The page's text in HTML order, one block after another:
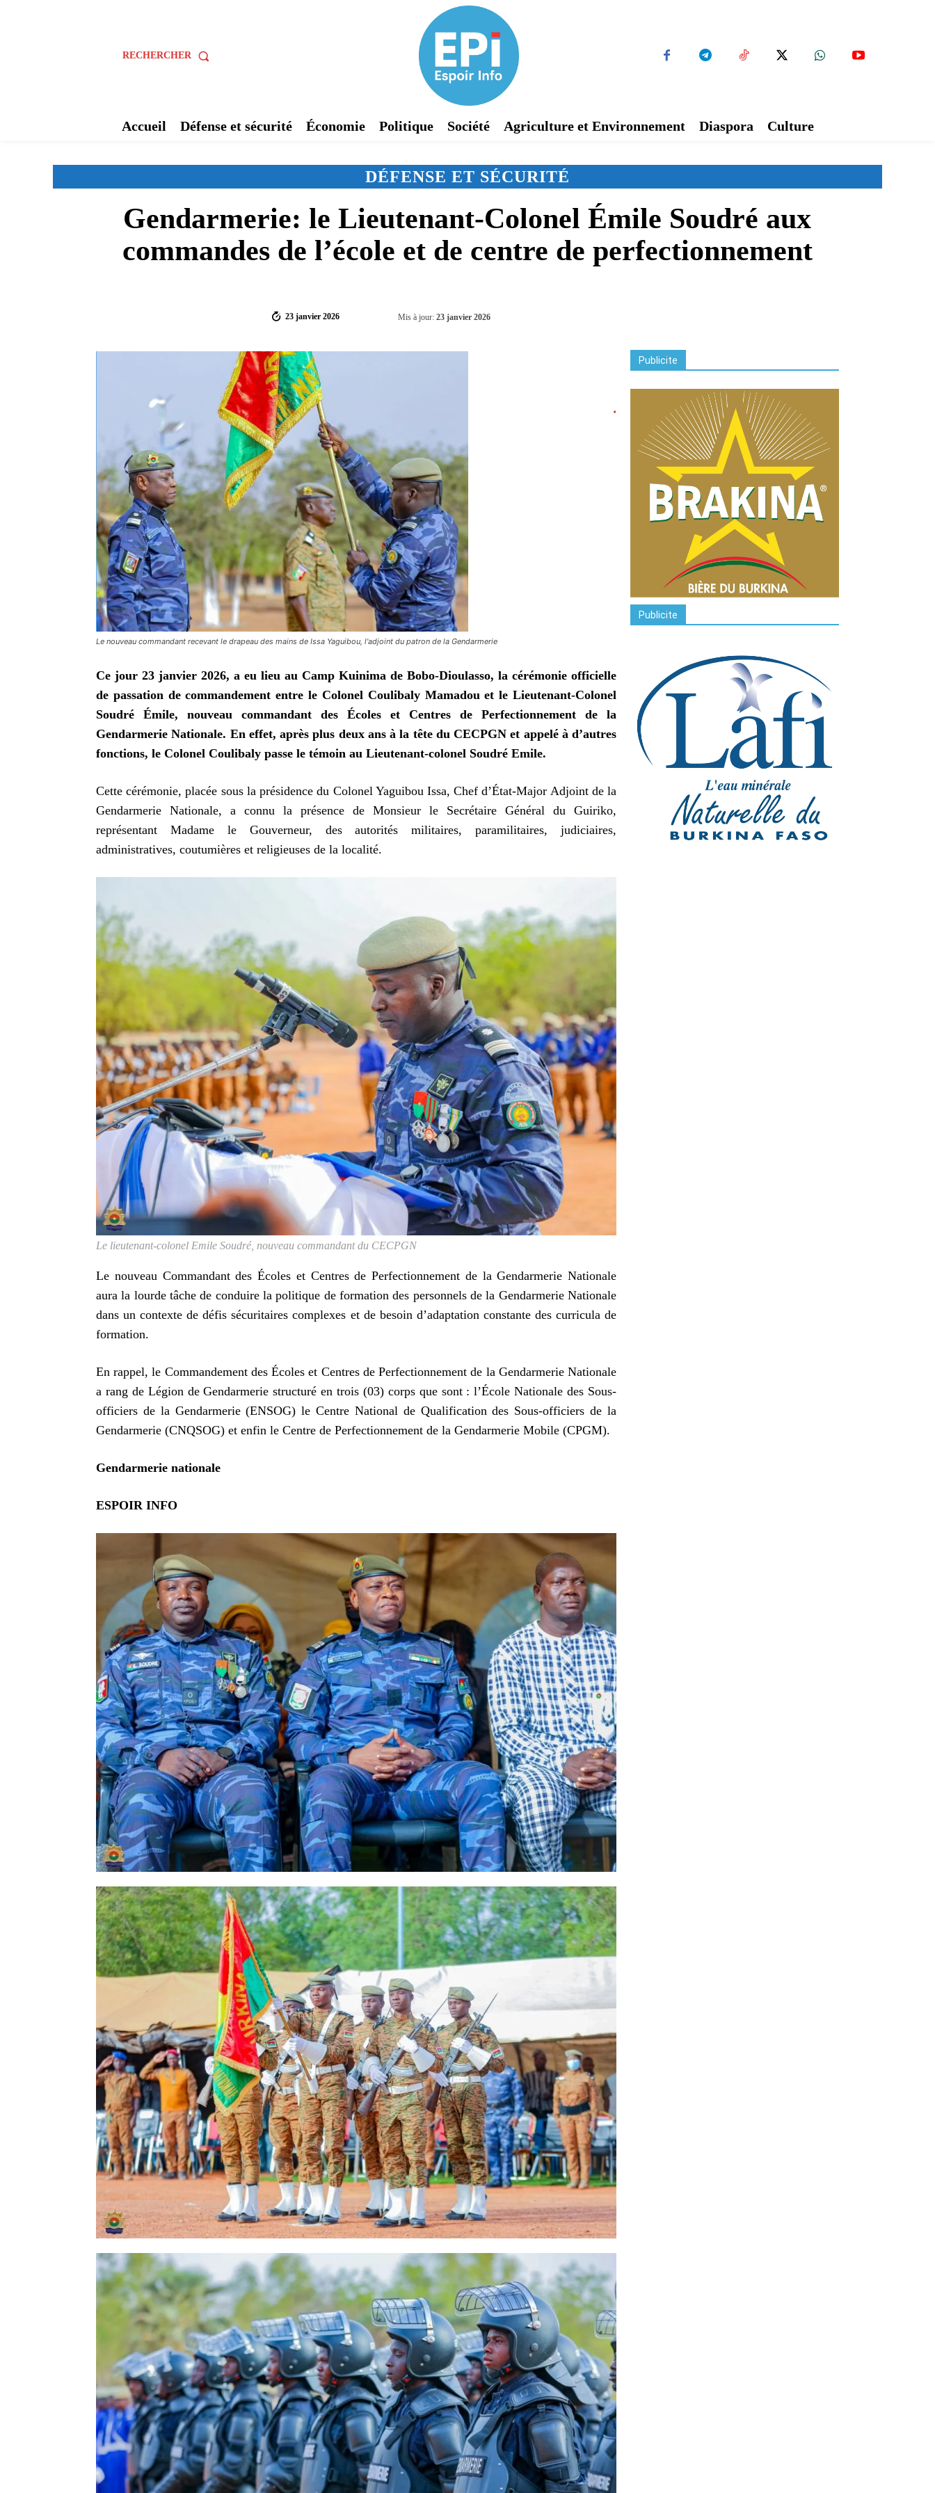
RECHERCHER
Accueil Défense et sécurité Économie Politique Société Agriculture et Environnement Diaspora Culture
DÉFENSE ET SÉCURITÉ
Gendarmerie: le Lieutenant-Colonel Émile Soudré aux
commandes de l’école et de centre de perfectionnement
23 janvier 2026 Mis à jour: 23 janvier 2026
Le nouveau commandant recevant le drapeau des mains de Issa Yaguibou, l'adjoint du patron de la Gendarmerie
Ce jour 23 janvier 2026, a eu lieu au Camp Kuinima de Bobo-Dioulasso, la cérémonie officielle
de passation de commandement entre le Colonel Coulibaly Mamadou et le Lieutenant-Colonel
Soudré Émile, nouveau commandant des Écoles et Centres de Perfectionnement de la
Gendarmerie Nationale. En effet, après plus deux ans à la tête du CECPGN et appelé à d’autres
fonctions, le Colonel Coulibaly passe le témoin au Lieutenant-colonel Soudré Emile.
Cette cérémonie, placée sous la présidence du Colonel Yaguibou Issa, Chef d’État-Major Adjoint de la
Gendarmerie Nationale, a connu la présence de Monsieur le Secrétaire Général du Guiriko,
représentant Madame le Gouverneur, des autorités militaires, paramilitaires, judiciaires,
administratives, coutumières et religieuses de la localité.
Le lieutenant-colonel Emile Soudré, nouveau commandant du CECPGN
Le nouveau Commandant des Écoles et Centres de Perfectionnement de la Gendarmerie Nationale
aura la lourde tâche de conduire la politique de formation des personnels de la Gendarmerie Nationale
dans un contexte de défis sécuritaires complexes et de besoin d’adaptation constante des curricula de
formation.
En rappel, le Commandement des Écoles et Centres de Perfectionnement de la Gendarmerie Nationale
a rang de Légion de Gendarmerie structuré en trois (03) corps que sont : l’École Nationale des Sous-
officiers de la Gendarmerie (ENSOG) le Centre National de Qualification des Sous-officiers de la
Gendarmerie (CNQSOG) et enfin le Centre de Perfectionnement de la Gendarmerie Mobile (CPGM).
Gendarmerie nationale
ESPOIR INFO
Publicite
Publicite